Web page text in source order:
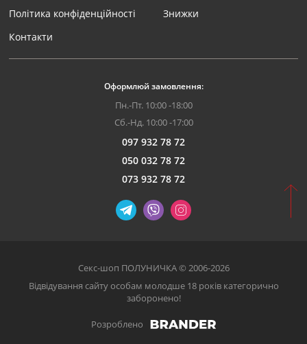
Політика конфіденційності
Контакти
Знижки
Оформлюй замовлення:
Пн.-Пт. 10:00 -18:00
Сб.-Нд. 10:00 -17:00
097 932 78 72
050 032 78 72
073 932 78 72
Секс-шоп ПОЛУНИЧКА © 2006-2026
Відвідування сайту особам молодше 18 років категорично
заборонено!
Розроблено